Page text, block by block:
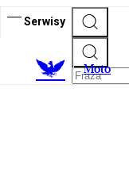
Serwisy
Moto